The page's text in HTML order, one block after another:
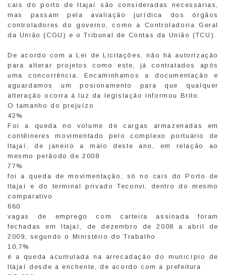
cais do porto de Itajaí são consideradas necessárias,
mas passam pela avaliação jurídica dos órgãos
controladores do governo, como a Controladoria Geral
da União (CGU) e o Tribunal de Contas da União (TCU).
De acordo com a Lei de Licitações, não há autorização
para alterar projetos como este, já contratados após
uma concorrência. Encaminhamos a documentação e
aguardamos um posionamento para que qualquer
alteração ocorra à luz da legislação informou Brito.
O tamanho do prejuízo
42%
Foi a queda no volume de cargas armazenadas em
contêineres movimentado pelo complexo portuário de
Itajaí, de janeiro a maio deste ano, em relação ao
mesmo perãodo de 2008
77%
foi a queda de movimentação, só no cais do Porto de
Itajaí e do terminal privado Teconvi, dentro do mesmo
comparativo
660
vagas de emprego com carteira assinada foram
fechadas em Itajaí, de dezembro de 2008 a abril de
2009, segundo o Ministério do Trabalho
10,7%
é a queda acumulada na arrecadação do município de
Itajaí desde a enchente, de acordo com a prefeitura